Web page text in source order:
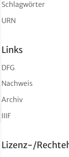
Schlagwörter
URN
Links
DFG
Nachweis
Archiv
IIIF
Lizenz-/